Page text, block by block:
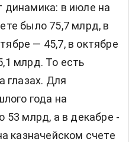
динамика: в июле на
было 75,7 млрд, в
— 45,7, в октябре
млрд. То есть
глазах. Для
года на
53 млрд, а в декабре -
казначейском счете